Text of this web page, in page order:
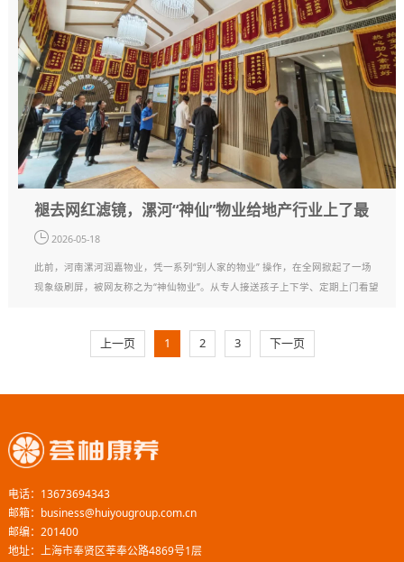
褪去网红滤镜，漯河“神仙”物业给地产行业上了最
关键的一课
2026-05-18
此前，河南漯河润嘉物业，凭一系列“别人家的物业” 操作，在全网掀起了一场
现象级刷屏，被网友称之为“神仙物业”。从专人接送孩子上下学、定期上门看望
上一页 1 2 3 下一页
电话：13673694343
邮箱：business@huiyougroup.com.cn
邮编：201400
地址：上海市奉贤区莘奉公路4869号1层